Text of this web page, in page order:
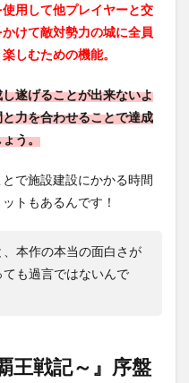
使用して他プレイヤーと交
けて敵対勢力の城に全員
しむための機能。
遂げることが出来ないよ
力を合わせることで達成
う。
で施設建設にかかる時間
トもあるんです！
本作の本当の面白さが
ても過言ではないんで
王戦記～』序盤